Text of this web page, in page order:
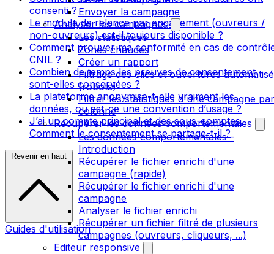
Envoyer la campagne
Analyser les campagnes
Les statistiques
Zones chaudes
Créer un rapport
Filtrage des clics et ouvertures
(robots)
Filtrer les statistiques d'une campagne par
colonne
Récupérer les données comportementales
Les données comportementales -
Introduction
Récupérer le fichier enrichi d'une
campagne (rapide)
Récupérer le fichier enrichi d'une
campagne
Analyser le fichier enrichi
Récupérer un fichier filtré de plusieurs
campagnes (ouvreurs, cliqueurs, ...)
Editeur responsive
consenti ?
Le module de relance par engagement (ouvreurs /
non-ouvreurs) est-il toujours disponible ?
Comment prouver ma conformité en cas de
CNIL ?
Combien de temps les preuves de consentement
sont-elles conservées ?
La plateforme anonymise-t-elle vraiment les
données, ou est-ce une convention d’usage ?
J’ai un compte principal et des sous-comptes.
Comment le consentement se partage-t-il ?
Revenir en haut
Guides d'utilisation